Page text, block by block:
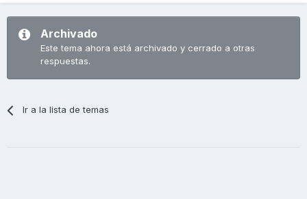
Archivado
Este tema ahora está archivado y cerrado a otras
respuestas.
Ir a la lista de temas